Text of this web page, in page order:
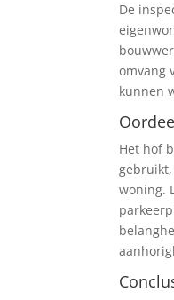
De
omvang
kunnen
Het hof
woning.